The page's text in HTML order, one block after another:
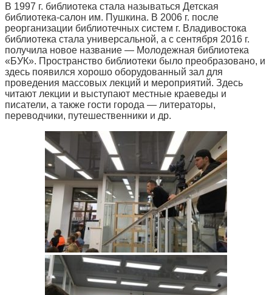
В 1997 г. библиотека стала называться Детская
библиотека-салон им. Пушкина. В 2006 г. после
реорганизации библиотечных систем г. Владивостока
библиотека стала универсальной, а с сентября 2016 г.
получила новое название — Молодежная библиотека
«БУК». Пространство библиотеки было преобразовано, и
здесь появился хорошо оборудованный зал для
проведения массовых лекций и мероприятий. Здесь
читают лекции и выступают местные краеведы и
писатели, а также гости города — литераторы,
переводчики, путешественники и др.